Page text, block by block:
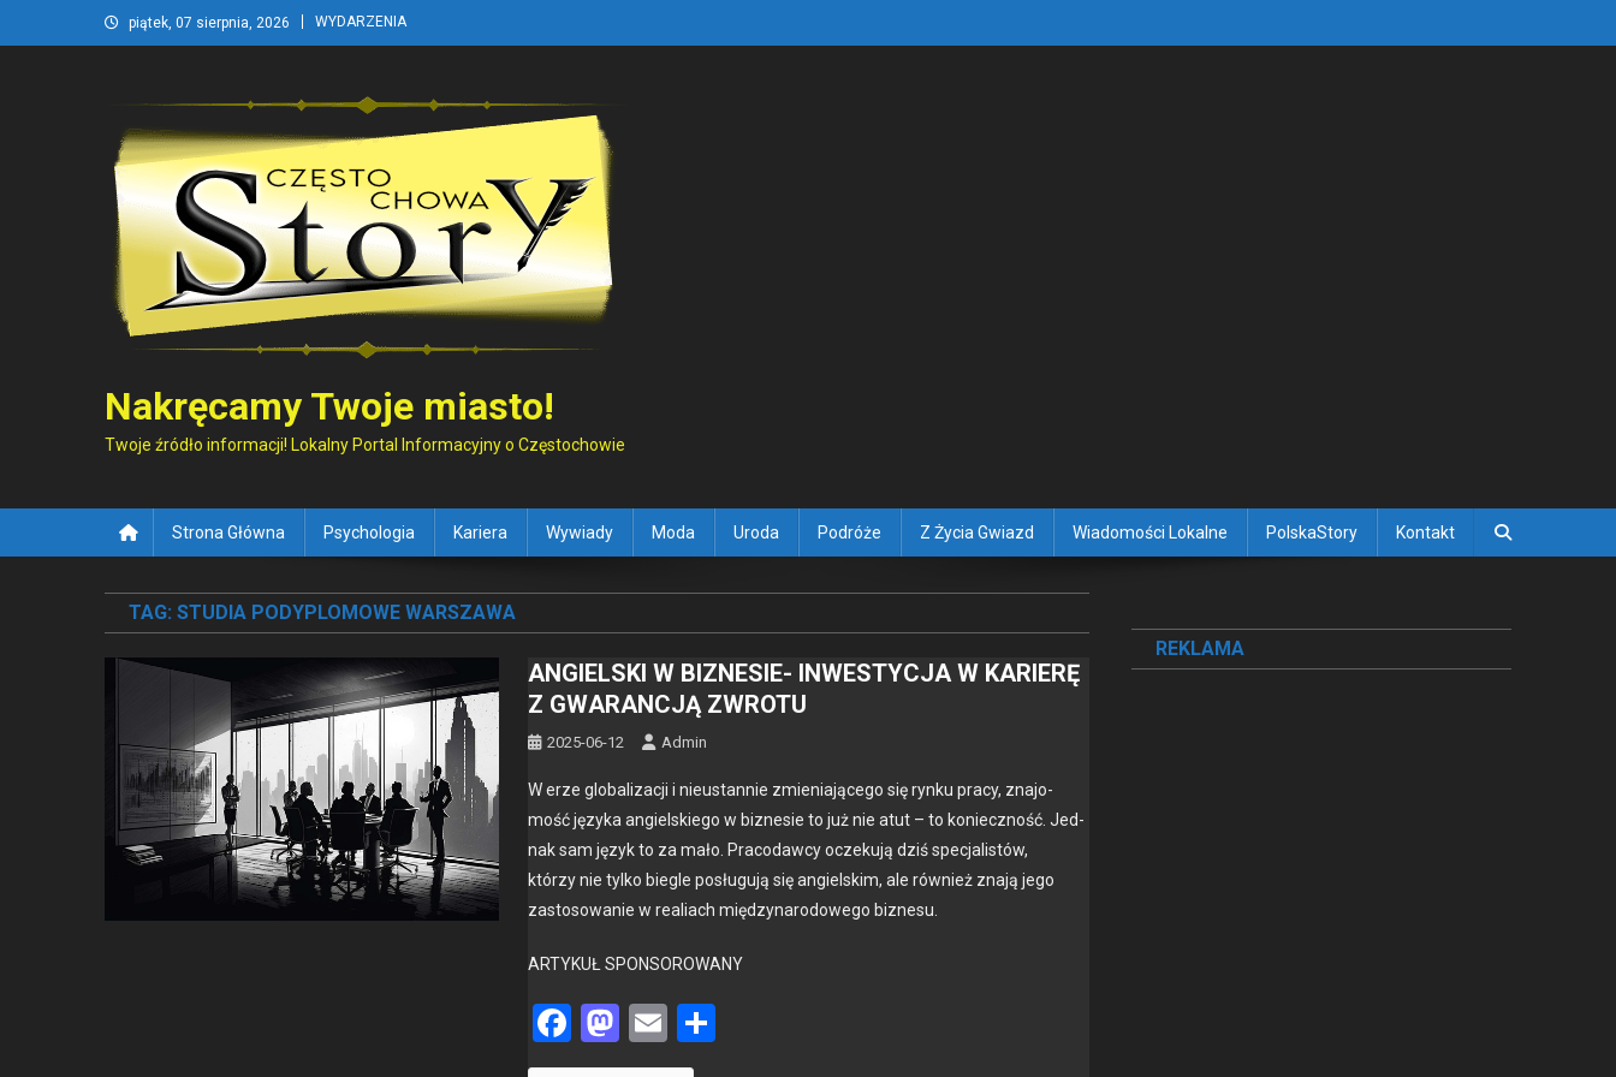
to
piątek, 07 sierpnia, 2026 WYDARZENIA
Nakręcamy Twoje miasto!
Twoje źródło informacji! Lokalny Portal Informacyjny o Częstochowie
Strona Główna Psychologia Kariera Wywiady Moda Uroda Podróże Z Życia Gwiazd Wiadomości Lokalne PolskaStory Kontakt
TAG: STUDIA PODYPLOMOWE WARSZAWA
ANGIELSKI W BIZNESIE- INWESTYCJA W KARIERĘ
Z GWARANCJĄ ZWROTU
2025-06-12 Admin
W erze glob­al­iza­cji i nieustan­nie zmieni­a­jącego się rynku pra­cy, zna­jo­
mość języ­ka ang­iel­skiego w biz­ne­sie to już nie atut – to konieczność. Jed­
nak sam język to za mało. Pra­co­daw­cy oczeku­ją dziś spec­jal­istów,
którzy nie tylko biegle posługu­ją się ang­iel­skim, ale również zna­ją jego
zas­tosowanie w reali­ach między­nar­o­dowego biz­ne­su.
ARTYKUŁ SPONSOROWANY
Facebook
Mastodon
Email
REKLAMA